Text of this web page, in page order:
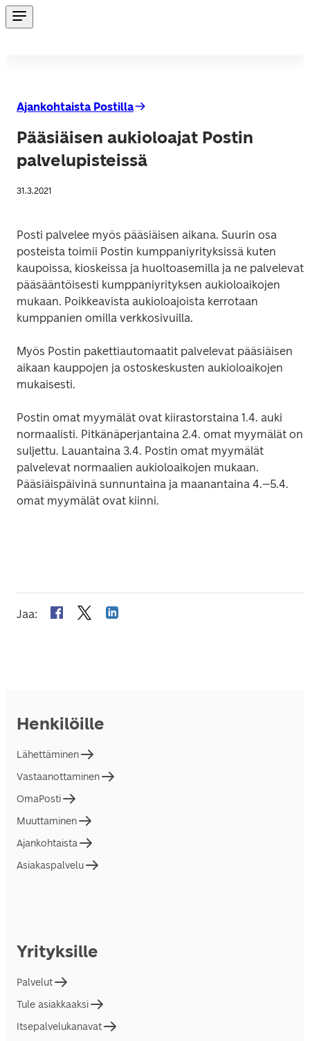
Ajankohtaista Postilla
Pääsiäisen aukioloajat Postin
palvelupisteissä
31.3.2021
Posti palvelee myös pääsiäisen aikana. Suurin osa
posteista toimii Postin kumppaniyrityksissä kuten
kaupoissa, kioskeissa ja huoltoasemilla ja ne palvelevat
pääsääntöisesti kumppaniyrityksen aukioloaikojen
mukaan. Poikkeavista aukioloajoista kerrotaan
kumppanien omilla verkkosivuilla.
Myös Postin pakettiautomaatit palvelevat pääsiäisen
aikaan kauppojen ja ostoskeskusten aukioloaikojen
mukaisesti.
Postin omat myymälät ovat kiirastorstaina 1.4. auki
normaalisti. Pitkänäperjantaina 2.4. omat myymälät on
suljettu. Lauantaina 3.4. Postin omat myymälät
palvelevat normaalien aukioloaikojen mukaan.
Pääsiäispäivinä sunnuntaina ja maanantaina 4.–5.4.
omat myymälät ovat kiinni.
Jaa:
Henkilöille
Lähettäminen
Vastaanottaminen
OmaPosti
Muuttaminen
Ajankohtaista
Asiakaspalvelu
Yrityksille
Palvelut
Tule asiakkaaksi
Itsepalvelukanavat